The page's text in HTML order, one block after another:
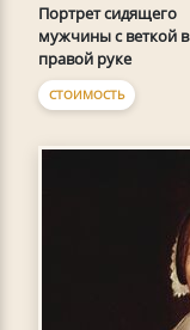
Портрет сидящего
мужчины с веткой в
правой руке
СТОИМОСТЬ